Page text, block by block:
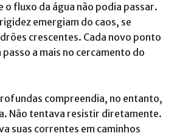
o fluxo da água não podia passar.
emergiam do caos, se
crescentes. Cada novo ponto
passo a mais no cercamento do
compreendia, no entanto,
Não tentava resistir diretamente.
suas correntes em caminhos